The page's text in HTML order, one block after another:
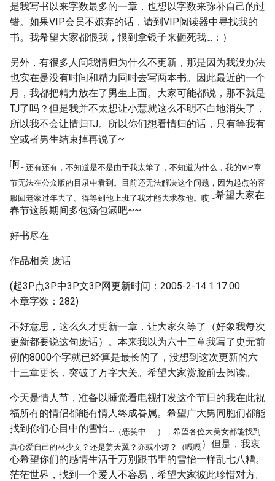
是我写书以来字数最多的一章，也想以字数来弥补自己的过
错。如果VIP会员不嫌弃的话，请到VIP阅读器中寻找我的
书。我希望大家都恨我，恨到拿银子来砸死我~ ：）
另外，有很多人问我情归为什么不更新，那是因为我没办法
也实在是没有时间和精力同时去写两本书。因此最近的一个
月，我都把精力放在了男生上面。大家可能都说，那不就是
TJ了吗？但是我并不太想让小慧就这么不明不白地消失了，
所以我不会让情归TJ。所以你们想看情归的话，只有等我有
空或者男生结束掉再说了~
啊~还有还有，不知道是不是由于我太笨了，不知道为什么，我的VIP章
节无法在公众版的目录中看到。目前还无法解决这个问题，因为起点的客
服回老家过年去了。得等到他上班了我才能去求教他。哎 ~希望大家在
春节这段期间多包涵包涵吧~~
好书尽在
作品相关 废话
(起3P点3P中3P文3P网更新时间：2005-2-14 1:17:00
本章字数：282)
不好意思，这么久才更新一章，让大家久等了（好象我每次
更新都要说这句废话）。本来我以为六十二章我写了史无前
例的8000个字就已经算是最长的了，没想到这次更新的六
十三章更长，突破了万字大关。希望大家赏脸前去阅读。
今天是情人节，准备以睡觉看电视打发这个节日的我在此祝
福所有的情侣都能有情人终成眷属。希望广大男同胞们都能
找到你们心目中的雪怡~（恶笑中……），希望各位大美女都能找到
真心爱自己的林少文？还是姜天翼？亦或小涛？（嘎嘎 ）但是，我衷
心希望你们的感情生活千万别跟书里的雪怡一样乱七八糟。
茫茫世界，找到一个爱人不容易，希望大家彼此珍惜对方。